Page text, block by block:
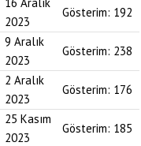
2023
Gösterim: 192
9 Aralık
2023
Gösterim: 238
2 Aralık
2023
Gösterim: 176
25 Kasım
2023
Gösterim: 185